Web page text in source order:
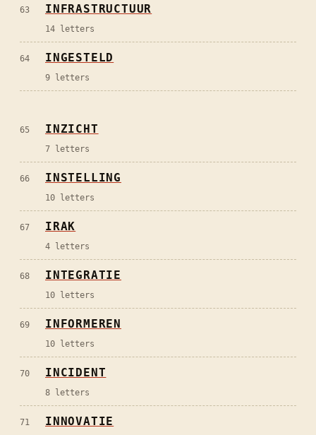
63 INFRASTRUCTUUR
14 letters
64 INGESTELD
9 letters
65 INZICHT
7 letters
66 INSTELLING
10 letters
67 IRAK
4 letters
68 INTEGRATIE
10 letters
69 INFORMEREN
10 letters
70 INCIDENT
8 letters
71 INNOVATIE